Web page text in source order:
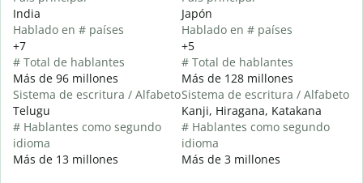
India
Hablado en # países
+7
# Total de hablantes
Más de 96 millones
Sistema de escritura / Alfabeto
Telugu
# Hablantes como segundo
idioma
Más de 13 millones
Japón
Hablado en # países
+5
# Total de hablantes
Más de 128 millones
Sistema de escritura / Alfabeto
Kanji, Hiragana, Katakana
# Hablantes como segundo
idioma
Más de 3 millones